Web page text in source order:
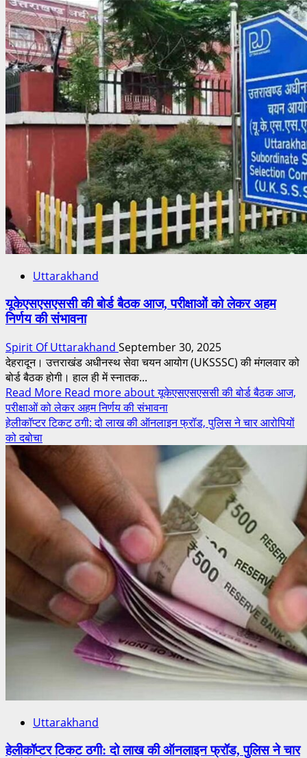
Uttarakhand
यूकेएसएसएससी की बोर्ड बैठक आज, परीक्षाओं को लेकर अहम
निर्णय की संभावना
Spirit Of Uttarakhand September 30, 2025
देहरादून। उत्तराखंड अधीनस्थ सेवा चयन आयोग (UKSSSC) की मंगलवार को
बोर्ड बैठक होगी। हाल ही में स्नातक...
Read More Read more about यूकेएसएसएससी की बोर्ड बैठक आज,
परीक्षाओं को लेकर अहम निर्णय की संभावना
हेलीकॉप्टर टिकट ठगी: दो लाख की ऑनलाइन फ्रॉड, पुलिस ने चार आरोपियों
को दबोचा
Uttarakhand
हेलीकॉप्टर टिकट ठगी: दो लाख की ऑनलाइन फ्रॉड, पुलिस ने चार